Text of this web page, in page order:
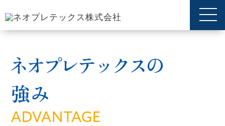
ネオプレテックスの
強み
ADVANTAGE